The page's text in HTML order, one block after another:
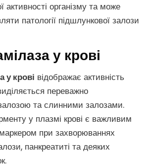
активності організму та може
патології підшлункової залози
у крові
у крові відображає активність
переважно
та слинними залозами.
у плазмі крові є важливим
при захворюваннях
панкреатиті та деяких